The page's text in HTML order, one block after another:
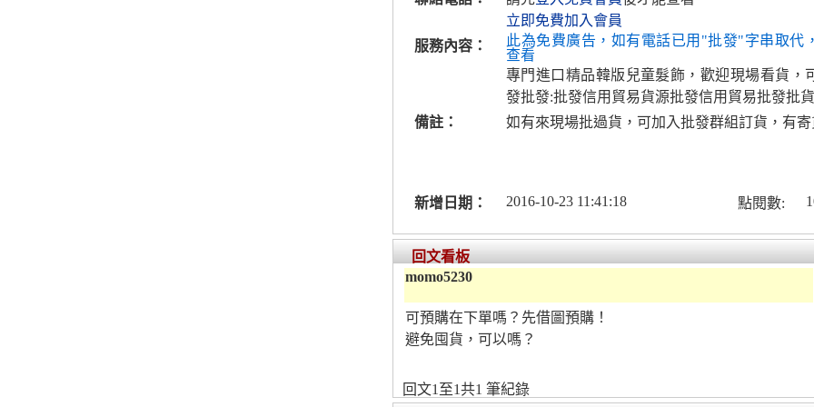
立即免費加入會員
服務內容：
此為免費廣告，如有電話已用"批發"字串取代
查看
專門進口精品韓版兒童髮飾，歡迎現場看貨，
發批發:批發信用貿易貨源批發信用貿易批發批
備註：
如有來現場批過貨，可加入批發群組訂貨，有
新增日期： 2016-10-23 11:41:18 點閱數:
回文看板
momo5230
可預購在下單嗎？先借圖預購！
避免囤貨，可以嗎？
回文1至1共1 筆紀錄